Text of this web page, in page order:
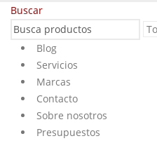
Buscar
Blog
Servicios
Marcas
Contacto
Sobre nosotros
Presupuestos